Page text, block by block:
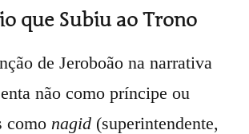
que Subiu ao Trono
de Jeroboão na narrativa
não como príncipe ou
como nagid (superintendente,